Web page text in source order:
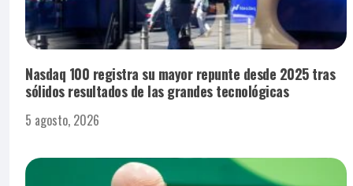
Nasdaq 100 registra su mayor repunte desde 2025 tras
sólidos resultados de las grandes tecnológicas
5 agosto, 2026